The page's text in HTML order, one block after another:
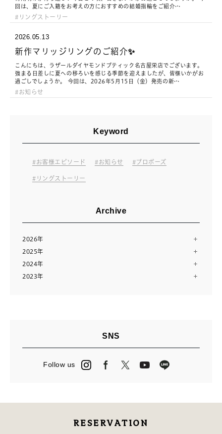
回は、夏にご入籍をお考えの方におすすめの結婚指輪をご紹介…
リングストーリー
2026.05.13
新作マリッジリングのご紹介✨
こんにちは、ラザールダイヤモンドブティック名古屋栄店でございます。
強まる日差しに夏への移ろいを感じる季節を迎えましたが、皆様いかがお
過ごしでしょうか。 今回は、2026年5月15日（金）発売の新…
お知らせ
Keyword
お客様エピソード お知らせ プロポーズ
リングストーリー
Archive
2026年
8月（2）
7月（10）
6月（11）
2025年
12月（13）
11月（12）
2024年
12月（13）
2023年
SNS
Follow us
RESERVATION